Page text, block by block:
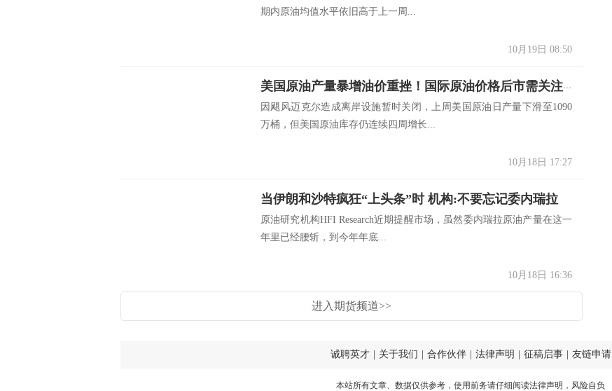
期内原油均值水平依旧高于上一周...
10月19日 08:50
美国原油产量暴增油价重挫！国际原油价格后市需关注这两项消息！
因飓风迈克尔造成离岸设施暂时关闭，上周美国原油日产量下滑至1090
万桶，但美国原油库存仍连续四周增长...
10月18日 17:27
当伊朗和沙特疯狂“上头条”时 机构:不要忘记委内瑞拉
原油研究机构HFI Research近期提醒市场，虽然委内瑞拉原油产量在这一
年里已经腰斩，到今年年底...
10月18日 16:36
进入期货频道>>
诚聘英才 关于我们 合作伙伴 法律声明 征稿启事 友链申请
本站所有文章、数据仅供参考，使用前务请仔细阅读法律声明 ，风险自负